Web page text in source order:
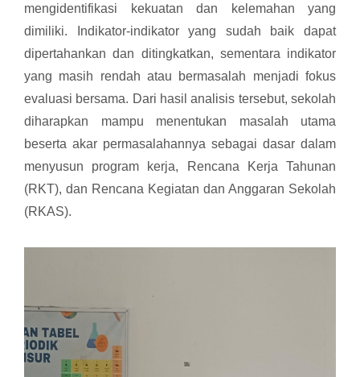
mengidentifikasi kekuatan dan kelemahan yang
dimiliki. Indikator-indikator yang sudah baik dapat
dipertahankan dan ditingkatkan, sementara indikator
yang masih rendah atau bermasalah menjadi fokus
evaluasi bersama. Dari hasil analisis tersebut, sekolah
diharapkan mampu menentukan masalah utama
beserta akar permasalahannya sebagai dasar dalam
menyusun program kerja, Rencana Kerja Tahunan
(RKT), dan Rencana Kegiatan dan Anggaran Sekolah
(RKAS).